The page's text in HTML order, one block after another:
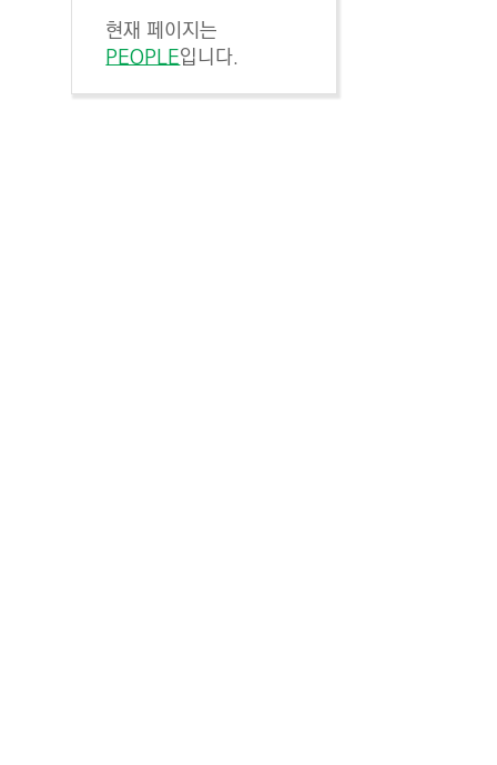
현재 페이지는
PEOPLE입니다.